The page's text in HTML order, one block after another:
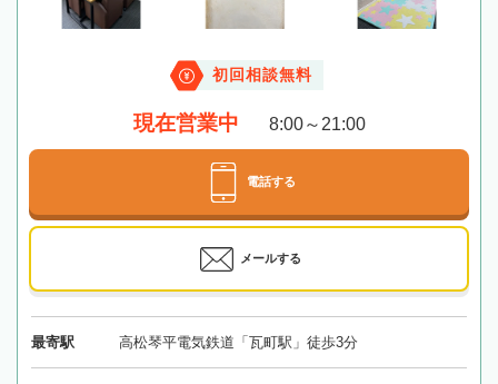
初回相談無料
現在営業中 8:00～21:00
電話する
メールする
最寄駅 高松琴平電気鉄道「瓦町駅」徒歩3分